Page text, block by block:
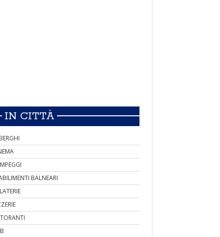
IN CITTÀ
BALNEARI